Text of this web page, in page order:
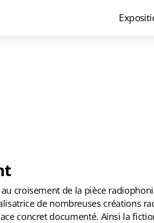
croisement de la pièce
de nombreuses créations
concret documenté. Ainsi la